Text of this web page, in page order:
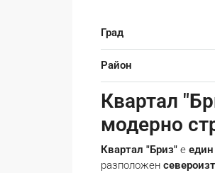
Град
Район
Квартал
модерно
Квартал "Бриз" е
разположен